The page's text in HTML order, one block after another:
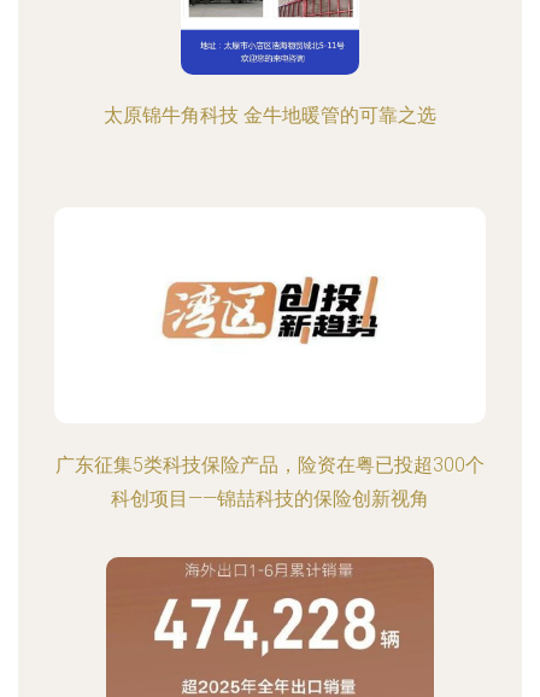
太原锦牛角科技 金牛地暖管的可靠之选
广东征集5类科技保险产品，险资在粤已投超300个
科创项目——锦喆科技的保险创新视角